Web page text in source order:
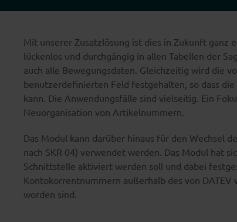
Mit unserer Zusatzlösung ist dies in Zukunft ganz
lückenlos und durchgängig in allen Tabellen der
auch alle Bewegungsdaten. Gleichzeitig wird die
benutzerdefinierten Feld festgehalten, so dass
kann. Die Anwendungsfälle sind vielseitig. Ein
Neuorganisation von Artikelnummern.
Das Modul kann darüber hinaus für den Wechsel
nach SKR 04) verwendet werden. Das Modul hat
Schnittstelle aktiviert werden soll und dabei
Kontokorrentnummern außerhalb des von DATEV
worden sind.